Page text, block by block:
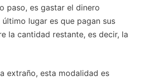
paso, es gastar el dinero
último lugar es que pagan sus
la cantidad restante, es decir, la
extraño, esta modalidad es